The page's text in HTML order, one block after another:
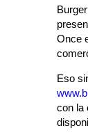
Once
Eso
con la